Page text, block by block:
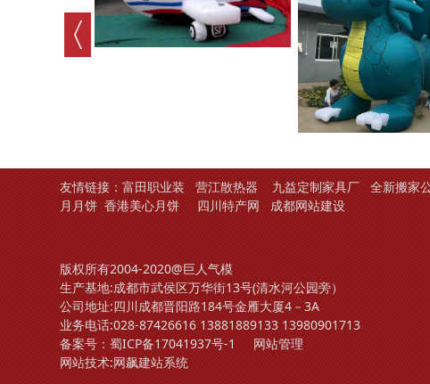
友情链接：富田职业装 营江散热器 九益定制家具厂 全新搬家
月月饼 香港美心月饼 四川特产网 成都网站建设
版权所有2004-2020@巨人气模
生产基地:成都市武侯区万华街13号(清水河公园旁）
公司地址:四川成都晋阳路184号金雁大厦4－3A
业务电话:028-87426616 13881889133 13980901713
备案号：蜀ICP备17041937号-1
网站管理
网站技术:网飙建站系统